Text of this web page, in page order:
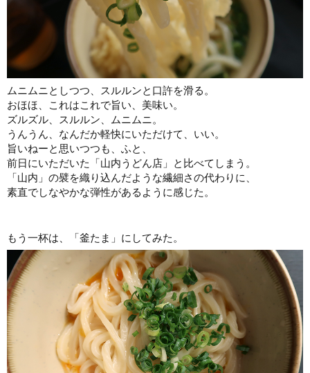
ムニムニとしつつ、スルルンと口許を滑る。
おほほ、これはこれで旨い、美味い。
ズルズル、スルルン、ムニムニ。
うんうん、なんだか軽快にいただけて、いい。
旨いねーと思いつつも、ふと、
前日にいただいた「山内うどん店」と比べてしまう。
「山内」の襞を織り込んだような繊細さの代わりに、
素直でしなやかな弾性があるように感じた。
もう一杯は、「釜たま」にしてみた。